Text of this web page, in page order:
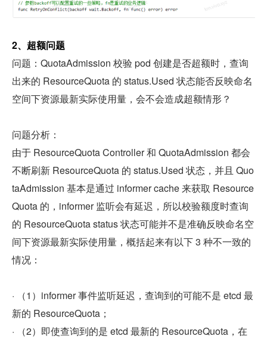
2、超额问题
问题：QuotaAdmission 校验 pod 创建是否超额时，查询
出来的 ResourceQuota 的 status.Used 状态能否反映命名
空间下资源最新实际使用量，会不会造成超额情形？
问题分析：
由于 ResourceQuota Controller 和 QuotaAdmission 都会
不断刷新 ResourceQuota 的 status.Used 状态，并且 Quo
taAdmission 基本是通过 informer cache 来获取 Resource
Quota 的，informer 监听会有延迟，所以校验额度时查询
的 ResourceQuota status 状态可能并不是准确反映命名空
间下资源最新实际使用量，概括起来有以下 3 种不一致的
情况：
· （1）informer 事件监听延迟，查询到的可能不是 etcd 最
新的 ResourceQuota；
· （2）即使查询到的是 etcd 最新的 ResourceQuota，在